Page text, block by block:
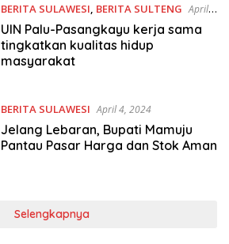
BERITA SULAWESI BERITA SULTENG April
4, 2024
UIN Palu-Pasangkayu kerja sama
tingkatkan kualitas hidup
masyarakat
BERITA SULAWESI April 4, 2024
Jelang Lebaran, Bupati Mamuju
Pantau Pasar Harga dan Stok Aman
Selengkapnya